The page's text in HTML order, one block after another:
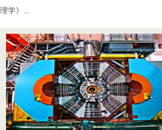
理学》...